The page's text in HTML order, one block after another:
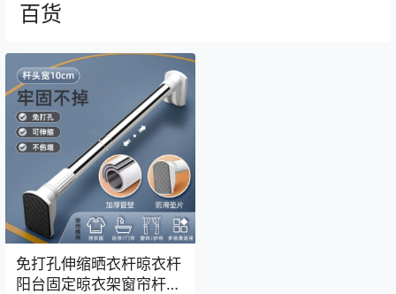
百货
免打孔伸缩晒衣杆晾衣杆
阳台固定晾衣架窗帘杆衣